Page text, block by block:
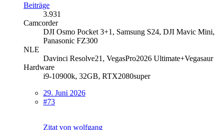
Beiträge
3.931
Camcorder
DJI Osmo Pocket 3+1, Samsung S24, DJI Mavic Mini,
Panasonic FZ300
NLE
Davinci Resolve21, VegasPro2026 Ultimate+Vegasaur
Hardware
i9-10900k, 32GB, RTX2080super
29. Juni 2026
#73
Zitat von wolfgang